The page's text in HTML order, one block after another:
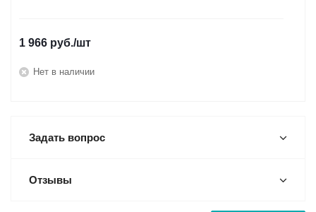
1 966 руб./шт
Нет в наличии
Задать вопрос
Отзывы